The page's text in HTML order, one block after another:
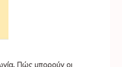
Πώς μπορούν οι